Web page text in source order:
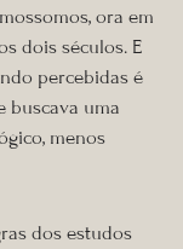
ora em
dois séculos. E
percebidas é
buscava uma
menos
dos estudos